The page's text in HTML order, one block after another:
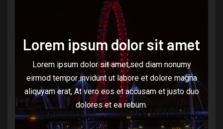
Lorem ipsum dolor sit amet
Lorem ipsum dolor sit amet,sed diam nonumy
eirmod tempor invidunt ut labore et dolore magna
aliquyam erat, At vero eos et accusam et justo duo
dolores et ea rebum.